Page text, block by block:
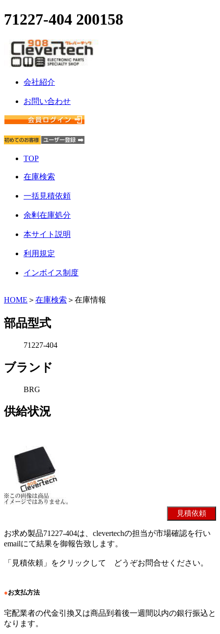
71227-404 200158
会社紹介
お問い合わせ
TOP
在庫検索
一括見積依頼
余剰在庫処分
本サイト説明
利用規定
インボイス制度
HOME ＞ 在庫検索 ＞在庫情報
部品型式
71227-404
ブランド
BRG
供給状況
お求め製品71227-404は、clevertechの担当が市場確認を行い
emailにて結果を御報告致します。
「見積依頼」をクリックして どうぞお問合せください。
●お支払方法
宅配業者の代金引換又は商品到着後一週間以内の銀行振込と
なります。